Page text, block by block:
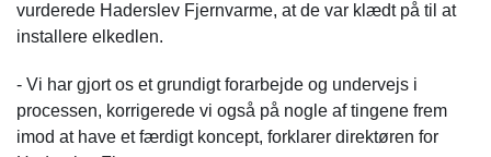
vurderede Haderslev Fjernvarme, at de var klædt på til at
installere elkedlen.
- Vi har gjort os et grundigt forarbejde og undervejs i
processen, korrigerede vi også på nogle af tingene frem
imod at have et færdigt koncept, forklarer direktøren for